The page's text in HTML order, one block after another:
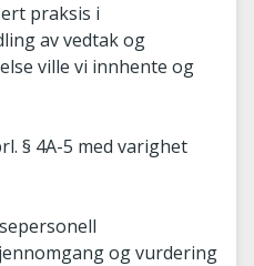
praksis i
av vedtak og
ville vi innhente og
§ 4A-5 med varighet
og vurdering